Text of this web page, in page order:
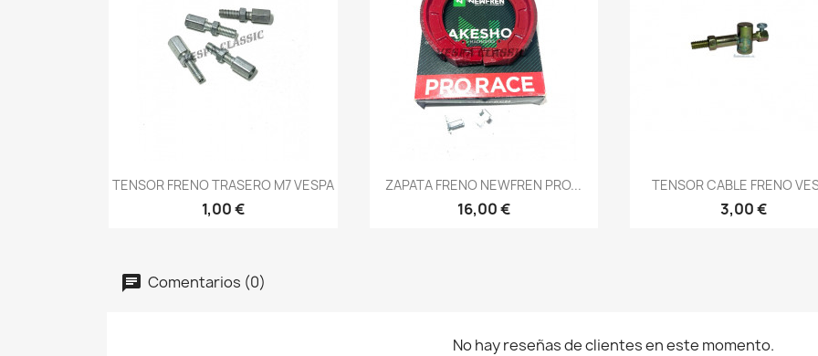
Vista rápida
TENSOR FRENO TRASERO M7 VESPA
1,00 €
Vista rápida
ZAPATA FRENO NEWFREN PRO...
16,00 €
Vista rápida
TENSOR CABLE FRENO
3,00 €
Comentarios (0)
No hay reseñas de clientes en este momento.